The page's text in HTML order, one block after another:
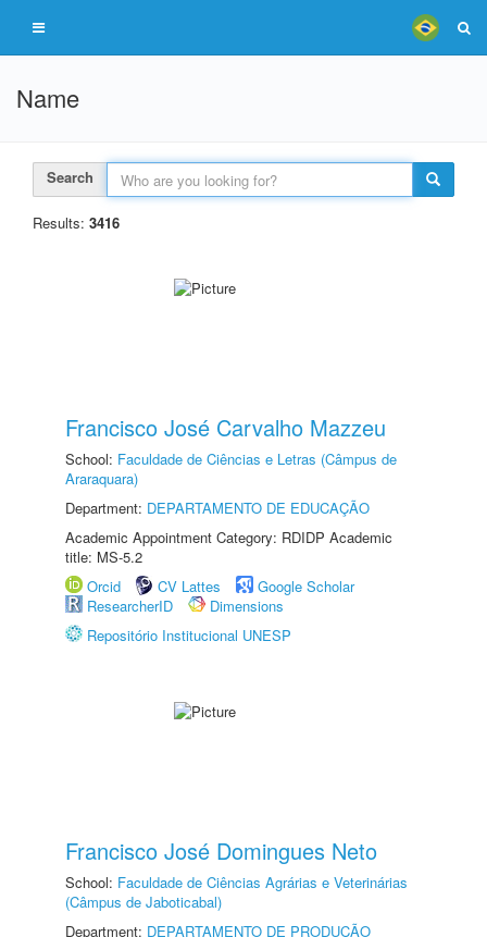
Name
Search
Results: 3416
Francisco José Carvalho Mazzeu
School: Faculdade de Ciências e Letras (Câmpus de
Araraquara)
Department: DEPARTAMENTO DE EDUCAÇÃO
Academic Appointment Category: RDIDP Academic
title: MS-5.2
Orcid
CV Lattes
Google Scholar
ResearcherID
Dimensions
Repositório Institucional UNESP
Francisco José Domingues Neto
School: Faculdade de Ciências Agrárias e Veterinárias
(Câmpus de Jaboticabal)
Department: DEPARTAMENTO DE PRODUÇÃO